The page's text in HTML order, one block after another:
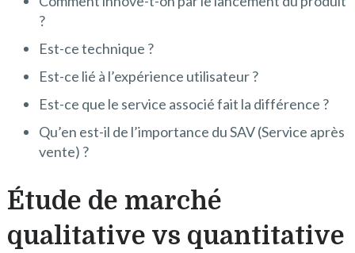
?
Est-ce technique ?
Est-ce lié à l’expérience utilisateur ?
Est-ce que le service associé fait la différence ?
Qu’en est-il de l’importance du SAV (Service après
vente) ?
Étude de marché
qualitative vs quantitative